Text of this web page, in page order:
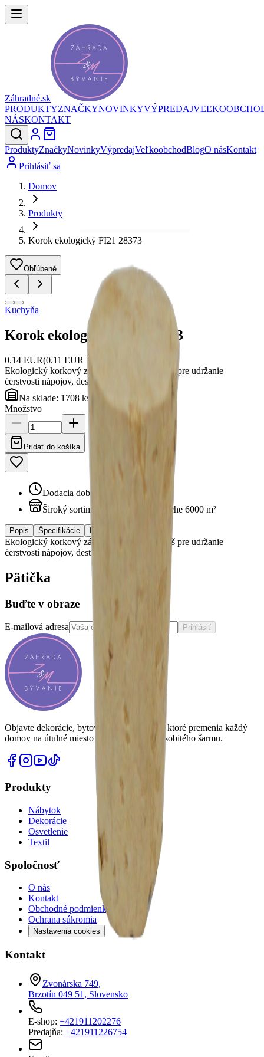
Záhradné.sk
PRODUKTYZNAČKYNOVINKYVÝPREDAJ
NÁSKONTAKT
ProduktyZnačkyNovinkyVýpredajVeľkoobchodBlogO násKontakt
Prihlásiť sa
Domov
Produkty
Korok ekologický FI21 28373
Obľúbené
Kuchyňa
Korok ekologický FI21 28373
0.14 EUR(0.11 EUR bez DPH)
Ekologický korkový závit do sklenených fliaš pre udržanie
čerstvosti nápojov, destilátov alebo vín.
Na sklade: 1708 ks
Množstvo
Pridať do košíka
Dodacia doba u nás trvá 2-3 dni
Široký sortiment produktov na ploche 6000 m²
Popis Špecifikácie Recenzie (0)
Ekologický korkový závit do sklenených fliaš pre udržanie
čerstvosti nápojov, destilátov alebo vín.
Pätička
Buďte v obraze
E-mailová adresa Prihlásiť
Objavte dekorácie, bytový textil a doplnky, ktoré premenia každý
domov na útulné miesto plné atmosféry a osobitého šarmu.
Produkty
Nábytok
Dekorácie
Osvetlenie
Textil
Spoločnosť
O nás
Kontakt
Obchodné podmienky
Ochrana súkromia
Nastavenia cookies
Kontakt
Zvonárska 749,
Brzotín 049 51, Slovensko
E-shop: +421911202276
Predajňa: +421911226754